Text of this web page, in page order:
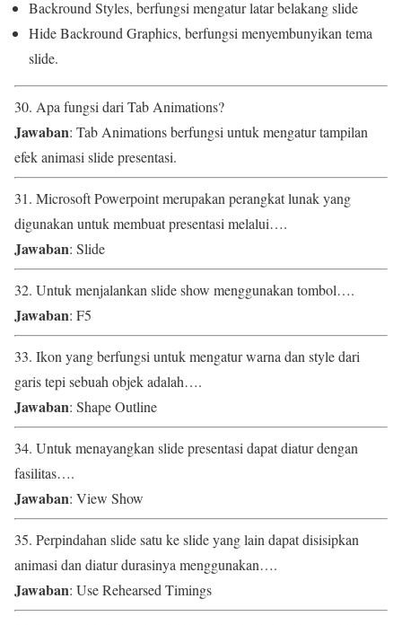
Backround Styles, berfungsi mengatur latar belakang slide
Hide Backround Graphics, berfungsi menyembunyikan tema
slide.
30. Apa fungsi dari Tab Animations?
Jawaban: Tab Animations berfungsi untuk mengatur tampilan
efek animasi slide presentasi.
31. Microsoft Powerpoint merupakan perangkat lunak yang
digunakan untuk membuat presentasi melalui….
Jawaban: Slide
32. Untuk menjalankan slide show menggunakan tombol….
Jawaban: F5
33. Ikon yang berfungsi untuk mengatur warna dan style dari
garis tepi sebuah objek adalah….
Jawaban: Shape Outline
34. Untuk menayangkan slide presentasi dapat diatur dengan
fasilitas….
Jawaban: View Show
35. Perpindahan slide satu ke slide yang lain dapat disisipkan
animasi dan diatur durasinya menggunakan….
Jawaban: Use Rehearsed Timings